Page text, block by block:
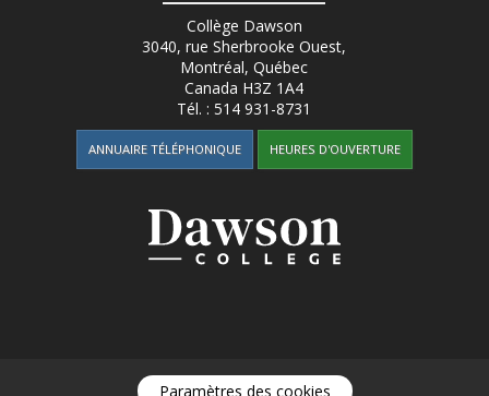
Collège Dawson
3040, rue Sherbrooke Ouest,
Montréal, Québec
Canada H3Z 1A4
Tél. :514 931-8731
ANNUAIRE TÉLÉPHONIQUE HEURES D'OUVERTURE
Paramètres des cookies